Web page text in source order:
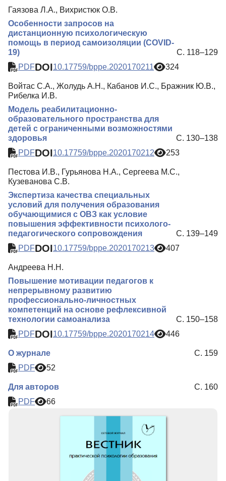
Гаязова Л.А., Вихристюк О.В.
Особенности запросов на
дистанционную психологическую
помощь в период самоизоляции (COVID-
19)
С. 118–129
PDFDOI10.17759/bppe.2020170211 324
Войтас С.А., Жолудь А.Н., Кабанов И.С., Бражник Ю.В.,
Рибелка И.В.
Модель реабилитационно-
образовательного пространства для
детей с ограниченными возможностями
здоровья
С. 130–138
PDFDOI10.17759/bppe.2020170212 253
Пестова И.В., Гурьянова Н.А., Сергеева М.С.,
Кузеванова С.В.
Экспертиза качества специальных
условий для получения образования
обучающимися с ОВЗ как условие
повышения эффективности психолого-
педагогического сопровождения
С. 139–149
PDFDOI10.17759/bppe.2020170213 407
Андреева Н.Н.
Повышение мотивации педагогов к
непрерывному развитию
профессионально-личностных
компетенций на основе рефлексивной
технологии самоанализа
С. 150–158
PDFDOI10.17759/bppe.2020170214 446
О журнале
С. 159
PDF
52
Для авторов
С. 160
PDF
66